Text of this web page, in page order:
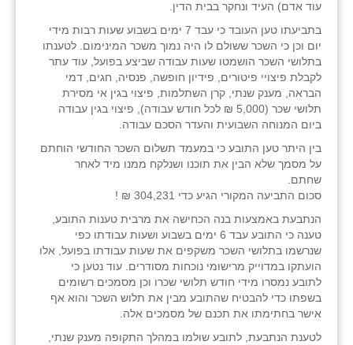
עוד אדם) העיד ונחקר בבית הדין.
בתביעתו טען העובד כי עבד 7 ימים בשבוע שעות רבות מידי
יום וכן כי השכר ששולם לו היה נמוך משכר המינימום. לטענתו
בתלושי השכר הושמטו שעות עבודה שביצע בפועל, עוד עתר
לקבלת פיצויי פיטורים, פידיון חופשה, פנסיה, חגים, דמי
הבראה, מענק שנתי, קרן השתלמות, פיצוי בגין אי מסירת
תלושי שכר (5,000 ₪ לכל חודש עבודה), פיצוי בגין עבודה
ביום המנוחה השבועית והעדר הסכם עבודה.
בין היתר טען התובע כי במעמד תשלום השכר החודשי הוחתם
על מסמך שלא הבין את תוכנו ושנלקח ממנו מיד לאחר
שחתם.
סכום התביעה המקורי הגיע כדי 304,231 ₪ !
הנתבעת באמצעות בנה הכחישה את מרבית טענות התובע,
טענה כי התובע עבד 6 ימים בשבוע ושעות עבודתו כפי
שנרשמו בתלושי השכר משקפים את שעות עבודתו בפועל, אלו
הועתקו במדוייק מרישומי נוכחות מסודרים. עוד נטען כי
לתובע נמסרו מידי חודש תלושי שכרו וכן מסמכים רשומים
בשפתו כדי להבטיח שהתובע מבין את תלוש השכר והוא אף
אישר בחתימתו את תכנם של מסמכים אלה.
לטענת הנתבעת, לתובע שולמו במהלך התקופה מענק שנתי,